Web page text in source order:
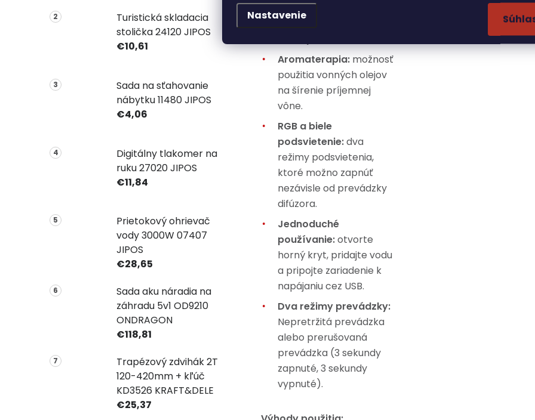
Nastavenie
Turistická skladacia
stolička 24120 JIPOS
€10,61
Sada na sťahovanie
nábytku 11480 JIPOS
€4,06
Digitálny tlakomer na
ruku 27020 JIPOS
€11,84
Prietokový ohrievač
vody 3000W 07407
JIPOS
€28,65
Sada aku náradia na
záhradu 5v1 OD9210
ONDRAGON
€118,81
Trapézový zdvihák 2T
120-420mm + kľúč
KD3526 KRAFT&DELE
€25,37
technológia:
Aromaterapia: možnosť
použitia vonných olejov
na šírenie príjemnej
vône.
RGB a biele
podsvietenie:dva
režimy podsvietenia,
ktoré možno zapnúť
nezávisle od prevádzky
difúzora.
Jednoduché
používanie:otvorte
horný kryt, pridajte vodu
a pripojte zariadenie k
napájaniu cez USB.
Dva režimy prevádzky:
Nepretržitá prevádzka
alebo prerušovaná
prevádzka (3 sekundy
zapnuté, 3 sekundy
vypnuté).